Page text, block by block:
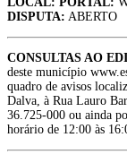
DISPUTA: ABERTO
CONSULTAS AO
deste município
quadro de avisos
Dalva, à Rua Lauro
36.725-000 ou ainda
horário de 12:00 às